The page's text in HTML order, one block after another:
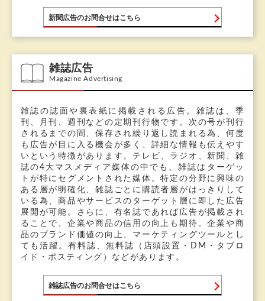
新聞広告のお問合せはこちら
雑誌広告
Magazine Advertising
雑誌の誌面や裏表紙に掲載される広告。雑誌は、季
刊、月刊、週刊などの定期刊行物です。次の号が刊行
されるまでの間、保存され繰り返し読まれる為、何度
も広告が目に入る機会が多く、詳細な情報も伝えやす
いという特徴があります。テレビ、ラジオ、新聞、雑
誌の4大マスメディア媒体の中でも、雑誌はターゲッ
トが特にセグメントされた媒体。特定の分野に興味の
ある層が明確化、雑誌ごとに購読者層がはっきりして
いる為、商品やサービスのターゲット層に即した広告
展開が可能。さらに、有名誌であれば広告が掲載され
ることで、企業や商品の信用の向上も期待。企業や商
品のブランド価値の向上、マーケティングツールとし
ても活躍。有料誌、無料誌（店頭設置・DM・タブロ
イド・ポスティング）などがあります。
雑誌広告のお問合せはこちら